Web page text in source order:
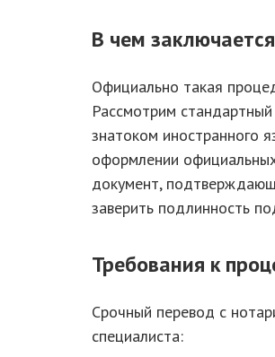
В чем
Официально такая
Рассмотрим
знатоком иностранного
оформлении
документ,
заверить подлинность
Требования к
Срочный перевод с
специалиста: